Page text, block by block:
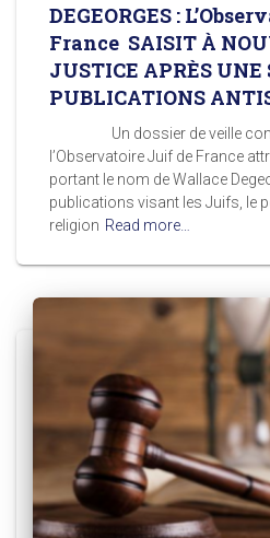
DEGEORGES :
France SAISIT À
JUSTICE APRÈS UNE
PUBLICATIONS
Un dossier de veille
l’Observatoire Juif de France
portant le nom de Wallace
publications visant les Juifs, le
religion Read more…